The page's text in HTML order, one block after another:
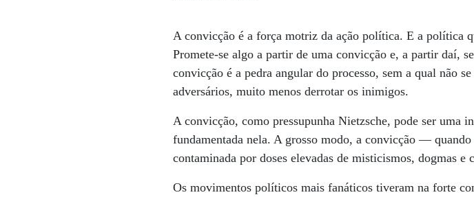
A convicção é a força motriz da ação política. E a política
Promete-se algo a partir de uma convicção e, a partir daí,
convicção é a pedra angular do processo, sem a qual não
adversários, muito menos derrotar os inimigos.
A convicção, como pressupunha Nietzsche, pode ser uma
fundamentada nela. A grosso modo, a convicção —
contaminada por doses elevadas de misticismos, dogmas e
Os movimentos políticos mais fanáticos tiveram na forte